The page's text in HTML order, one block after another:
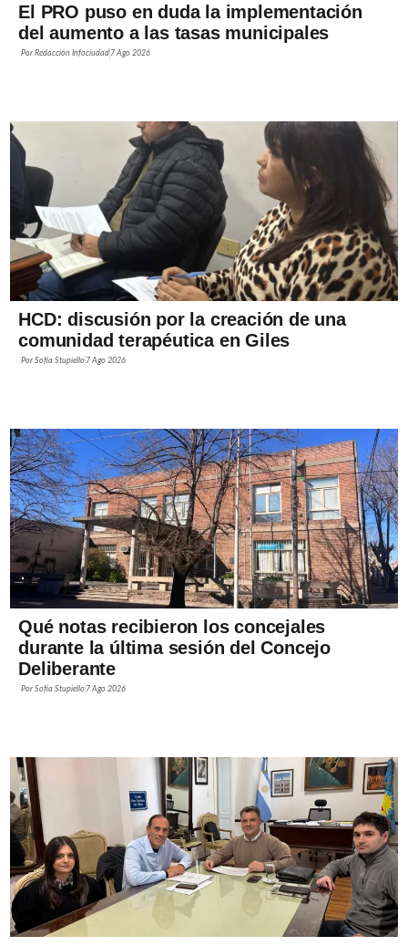
El PRO puso en duda la implementación
del aumento a las tasas municipales
PorRedacción Infociudad 7 Ago 2026
HCD: discusión por la creación de una
comunidad terapéutica en Giles
PorSofía Stupiello 7 Ago 2026
Qué notas recibieron los concejales
durante la última sesión del Concejo
Deliberante
PorSofía Stupiello 7 Ago 2026